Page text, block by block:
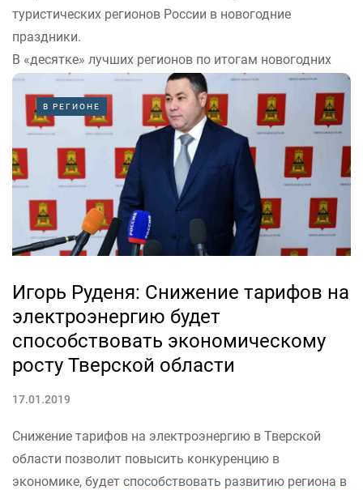
туристических регионов России в новогодние
праздники.
В «десятке» лучших регионов по итогам новогодних
праздников-2019 оказалась Тверская область. Об
этом сообщается на сайте аналитического агентства
«ТурСтат».
По данным ресурса, в первой декаде января по
стране...
В РЕГИОНЕ
Игорь Руденя: Снижение тарифов на
электроэнергию будет
способствовать экономическому
росту Тверской области
17.01.2019
Снижение тарифов на электроэнергию в Тверской
области позволит повысить конкуренцию в
экономике, будет способствовать развитию региона в